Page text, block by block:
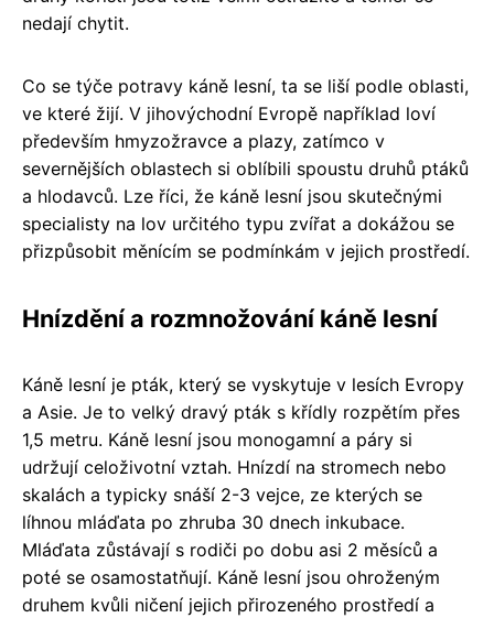
nedají chytit.
Co se týče potravy káně lesní, ta se liší podle oblasti,
ve které žijí. V jihovýchodní Evropě například loví
především hmyzožravce a plazy, zatímco v
severnějších oblastech si oblíbili spoustu druhů ptáků
a hlodavců. Lze říci, že káně lesní jsou skutečnými
specialisty na lov určitého typu zvířat a dokážou se
přizpůsobit měnícím se podmínkám v jejich prostředí.
Hnízdění a rozmnožování káně lesní
Káně lesní je pták, který se vyskytuje v lesích Evropy
a Asie. Je to velký dravý pták s křídly rozpětím přes
1,5 metru. Káně lesní jsou monogamní a páry si
udržují celoživotní vztah. Hnízdí na stromech nebo
skalách a typicky snáší 2-3 vejce, ze kterých se
líhnou mláďata po zhruba 30 dnech inkubace.
Mláďata zůstávají s rodiči po dobu asi 2 měsíců a
poté se osamostatňují. Káně lesní jsou ohroženým
druhem kvůli ničení jejich přirozeného prostředí a